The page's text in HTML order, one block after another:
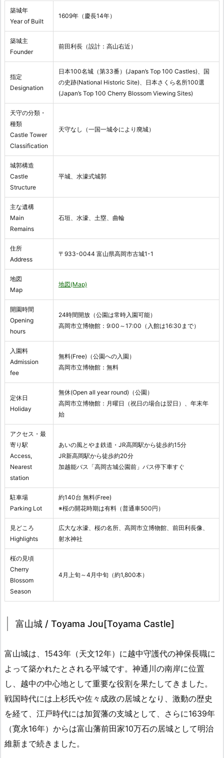
築城年
Year of Built
1609年（慶長14年）
築城主
Founder
前田利長（設計：高山右近）
指定
Designation
日本100名城（第33番）(Japan’s Top 100 Castles)、国
の史跡(National Historic Site)、日本さくら名所100選
(Japan’s Top 100 Cherry Blossom Viewing Sites)
天守の分類・
種類
Castle Tower
Classification
天守なし（一国一城令により廃城）
城郭構造
Castle
Structure
平城、水濠式城郭
主な遺構
Main
Remains
石垣、水濠、土塁、曲輪
住所
Address
〒933-0044 富山県高岡市古城1-1
地図
Map
地図(Map)
開園時間
Opening
hours
24時間開放（公園は常時入園可能）
高岡市立博物館：9:00～17:00（入館は16:30まで）
入園料
Admission
fee
無料(Free)（公園への入園）
高岡市立博物館：無料
定休日
Holiday
無休(Open all year round)（公園）
高岡市立博物館：月曜日（祝日の場合は翌日）、年末年
始
アクセス・最
寄り駅
Access,
Nearest
station
あいの風とやま鉄道・JR高岡駅から徒歩約15分
JR新高岡駅から徒歩約20分
加越能バス「高岡古城公園前」バス停下車すぐ
駐車場
Parking Lot
約140台 無料(Free)
※桜の開花時期は有料（普通車500円）
見どころ
Highlights
広大な水濠、桜の名所、高岡市立博物館、前田利長像、
射水神社
桜の見頃
Cherry
Blossom
Season
4月上旬～4月中旬（約1,800本）
富山城 / Toyama Jou[Toyama Castle]
富山城は、1543年（天文12年）に越中守護代の神保長職に
よって築かれたとされる平城です。神通川の南岸に位置
し、越中の中心地として重要な役割を果たしてきました。
戦国時代には上杉氏や佐々成政の居城となり、激動の歴史
を経て、江戸時代には加賀藩の支城として、さらに1639年
（寛永16年）からは富山藩前田家10万石の居城として明治
維新まで続きました。